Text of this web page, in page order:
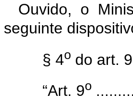
Ouvido, o
seguinte
§ 4o do art. 9
“Art. 9o